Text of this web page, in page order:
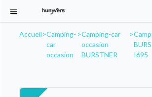
Accueil>Camping-
car
occasion
>Camping-car
occasion
BURSTNER
>
I695